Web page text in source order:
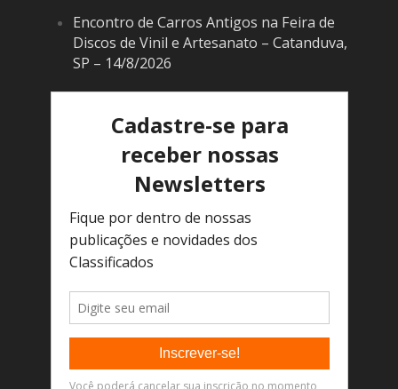
Encontro de Carros Antigos na Feira de
Discos de Vinil e Artesanato – Catanduva,
SP – 14/8/2026